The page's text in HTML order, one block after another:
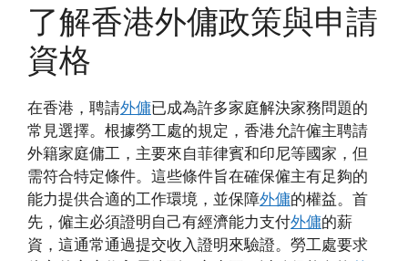
了解香港外傭政策與申請
資格
在香港，聘請外傭已成為許多家庭解決家務問題的
常見選擇。根據勞工處的規定，香港允許僱主聘請
外籍家庭傭工，主要來自菲律賓和印尼等國家，但
需符合特定條件。這些條件旨在確保僱主有足夠的
能力提供合適的工作環境，並保障外傭的權益。首
先，僱主必須證明自己有經濟能力支付外傭的薪
資，這通常通過提交收入證明來驗證。勞工處要求